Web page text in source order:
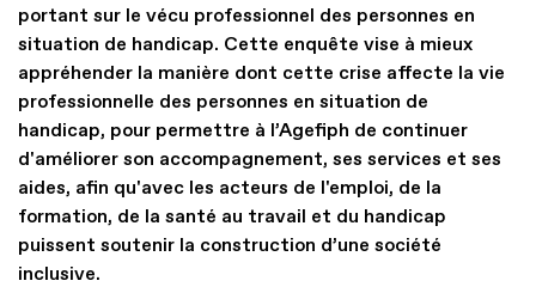
portant sur le vécu professionnel des personnes en
situation de handicap. Cette enquête vise à mieux
appréhender la manière dont cette crise affecte la vie
professionnelle des personnes en situation de
handicap, pour permettre à l’Agefiph de continuer
d'améliorer son accompagnement, ses services et ses
aides, afin qu'avec les acteurs de l'emploi, de la
formation, de la santé au travail et du handicap
puissent soutenir la construction d’une société
inclusive.